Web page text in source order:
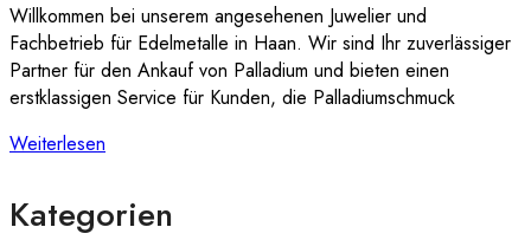
Willkommen bei unserem angesehenen Juwelier und
Fachbetrieb für Edelmetalle in Haan. Wir sind Ihr zuverlässiger
Partner für den Ankauf von Palladium und bieten einen
erstklassigen Service für Kunden, die Palladiumschmuck
Weiterlesen
Kategorien